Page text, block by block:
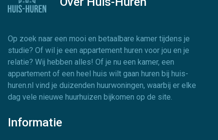
Op zoek naar een mooi en betaalbare kamer tijdens je
studie? Of wil je een appartement huren voor jou en je
relatie? Wij hebben alles! Of je nu een kamer, een
appartement of een heel huis wilt gaan huren bij huis-
huren.nl vind je duizenden huurwoningen, waarbij er elke
dag vele nieuwe huurhuizen bijkomen op de site.
Informatie